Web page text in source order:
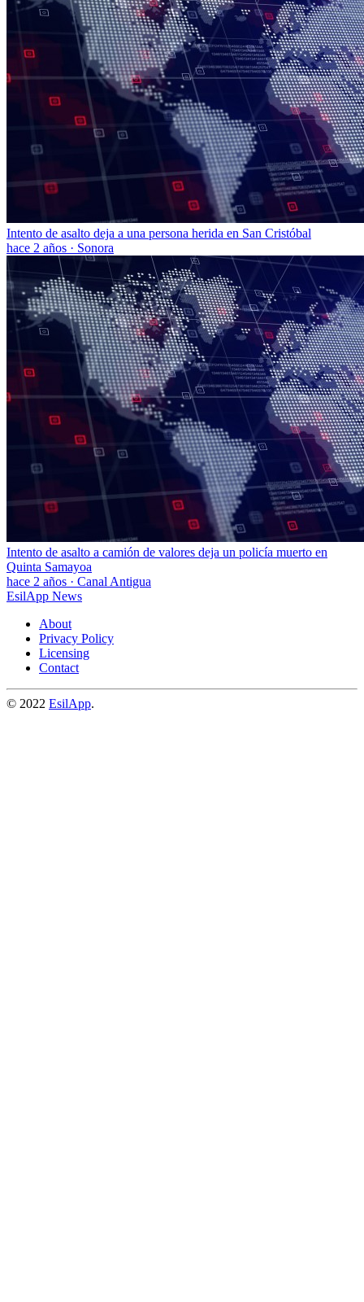
Intento de asalto deja a una persona herida en San Cristóbal
hace 2 años · Sonora
Intento de asalto a camión de valores deja un policía muerto en
Quinta Samayoa
hace 2 años · Canal Antigua
EsilApp News
About
Privacy Policy
Licensing
Contact
© 2022 EsilApp.